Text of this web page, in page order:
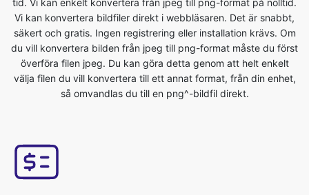
överföra filen jpeg. Du kan göra detta genom att helt enkelt
välja filen du vill konvertera till ett annat format, från din enhet,
så omvandlas du till en png^-bildfil direkt.
Kvaliteten på din bild påverkas inte av att den konverteras från